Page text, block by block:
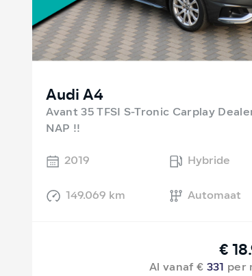
Audi A4
Avant 35 TFSI S-Tronic Carplay
NAP !!
2019
Hybride
149.069 km Automaat
€
Al vanaf € 331 per